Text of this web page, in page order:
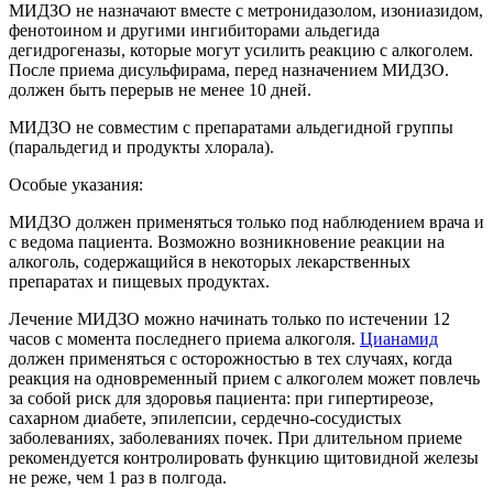
МИДЗО не назначают вместе с метронидазолом, изониазидом,
фенотоином и другими ингибиторами альдегида
дегидрогеназы, которые могут усилить реакцию с алкоголем.
После приема дисульфирама, перед назначением МИДЗО.
должен быть перерыв не менее 10 дней.
МИДЗО не совместим с препаратами альдегидной группы
(паральдегид и продукты хлорала).
Особые указания:
МИДЗО должен применяться только под наблюдением врача и
с ведома пациента. Возможно возникновение реакции на
алкоголь, содержащийся в некоторых лекарственных
препаратах и пищевых продуктах.
Лечение МИДЗО можно начинать только по истечении 12
часов с момента последнего приема алкоголя. Цианамид
должен применяться с осторожностью в тех случаях, когда
реакция на одновременный прием с алкоголем может повлечь
за собой риск для здоровья пациента: при гипертиреозе,
сахарном диабете, эпилепсии, сердечно-сосудистых
заболеваниях, заболеваниях почек. При длительном приеме
рекомендуется контролировать функцию щитовидной железы
не реже, чем 1 раз в полгода.